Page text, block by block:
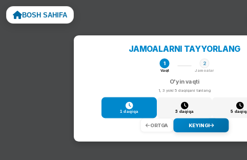
BOSH SAHIFA
Noto'g'ri
JAMOALARNI TAYYORLANG
1
Vaqt
2
Jamoalar
O'yin vaqti
1, 3 yoki 5 daqiqani tanlang
1 daqiqa 3 daqiqa 5
ORTGA KEYINGI